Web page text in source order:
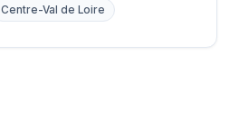
Centre-Val de Loire